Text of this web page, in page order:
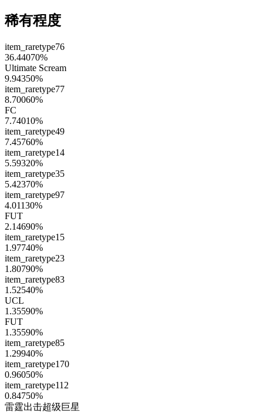
稀有程度
item_raretype76
36.44070%
Ultimate Scream
9.94350%
item_raretype77
8.70060%
FC
7.74010%
item_raretype49
7.45760%
item_raretype14
5.59320%
item_raretype35
5.42370%
item_raretype97
4.01130%
FUT
2.14690%
item_raretype15
1.97740%
item_raretype23
1.80790%
item_raretype83
1.52540%
UCL
1.35590%
FUT
1.35590%
item_raretype85
1.29940%
item_raretype170
0.96050%
item_raretype112
0.84750%
雷霆出击超级巨星